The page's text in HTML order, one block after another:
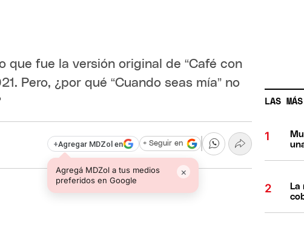
fue la versión original de “Café con
Pero, ¿por qué “Cuando seas mía” no
+Agregar MDZol en
Agregá MDZol a tus medios
preferidos en Google
×
+ Seguir en
LAS
La